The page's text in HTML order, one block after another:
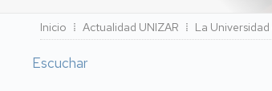
Ruta
de
navegación
Inicio Actualidad UNIZAR La
Escuchar